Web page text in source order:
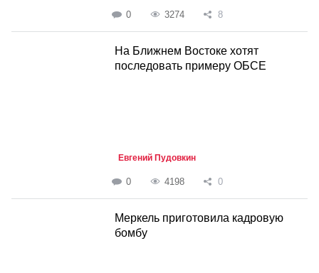
0 3274 8
На Ближнем Востоке хотят
последовать примеру ОБСЕ
Евгений Пудовкин
0 4198 0
Меркель приготовила кадровую
бомбу